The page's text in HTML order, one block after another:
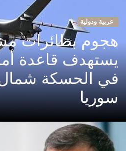
عربية ودولية
هجوم بطائرات
يستهدف قاعدة
في الحسكة
سوريا